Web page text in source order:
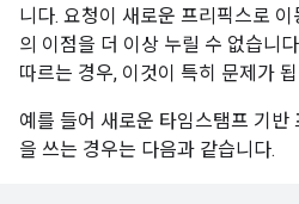
니다. 요청이 새로운 프리픽스로
의 이점을 더 이상 누릴 수 없습니
따르는 경우, 이것이 특히 문제가
예를 들어 새로운 타임스탬프 기반
을 쓰는 경우는 다음과 같습니다.